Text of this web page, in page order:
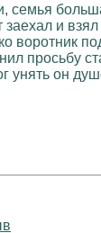
семья
и
воротник
просьбу
унять он